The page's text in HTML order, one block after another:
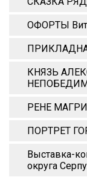
ОФОРТЫ
КНЯЗЬ
РЕНЕ
ПОРТРЕТ
Выставка-
округа